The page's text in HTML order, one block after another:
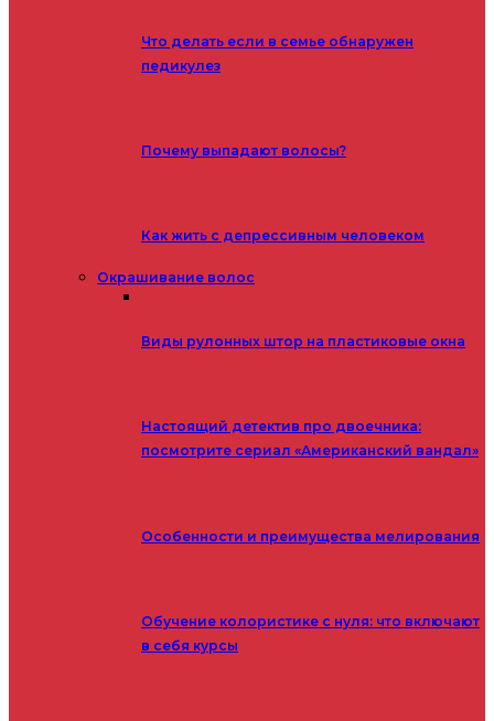
Что делать если в семье обнаружен
педикулез
Почему выпадают волосы?
Как жить с депрессивным человеком
Окрашивание волос
Виды рулонных штор на пластиковые окна
Настоящий детектив про двоечника:
посмотрите сериал «Американский вандал»
Особенности и преимущества мелирования
Обучение колористике с нуля: что включают
в себя курсы